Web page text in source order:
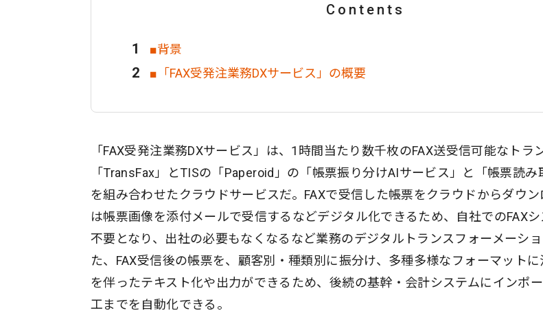
Contents
■背景
■「FAX受発注業務DXサービス」の概要
「FAX受発注業務DXサービス」は、1時間当たり数千枚のFAX送受信可能なトラ
「TransFax」とTISの「Paperoid」の「帳票振り分けAIサービス」と「帳票読み
を組み合わせたクラウドサービスだ。FAXで受信した帳票をクラウドからダウン
は帳票画像を添付メールで受信するなどデジタル化できるため、自社でのFAX
不要となり、出社の必要もなくなるなど業務のデジタルトランスフォーメーシ
た、FAX受信後の帳票を、顧客別・種類別に振分け、多種多様なフォーマット
を伴ったテキスト化や出力ができるため、後続の基幹・会計システムにインポ
工までを自動化できる。